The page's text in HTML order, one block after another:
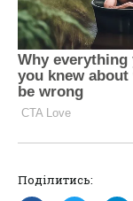
Поділитись: